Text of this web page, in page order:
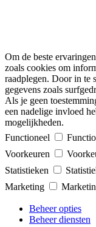
Om de beste
zoals cookies om
raadplegen. Door in te
gegevens zoals
Als je geen
een nadelige invloed
mogelijkheden.
Functioneel
Voorkeuren
Statistieken
Marketing
Beheer opties
Beheer diensten